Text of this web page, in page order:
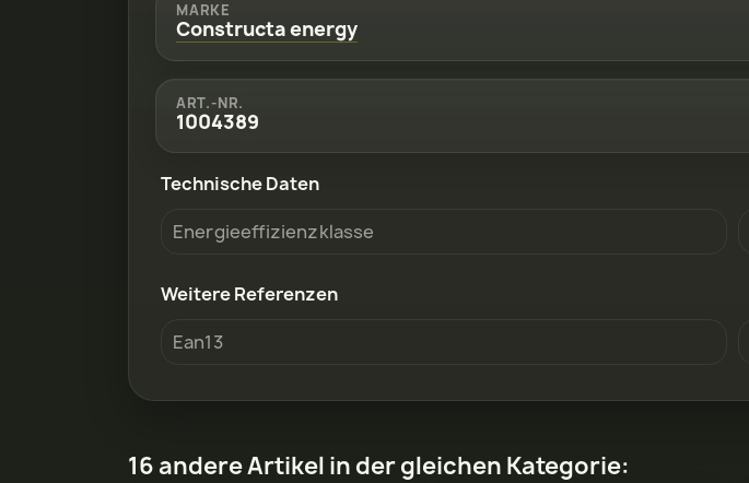
MARKE
Constructa energy
ART.-NR.
1004389
Technische Daten
Energieeffizienzklasse
Weitere Referenzen
Ean13
16 andere Artikel in der gleichen Kategorie: